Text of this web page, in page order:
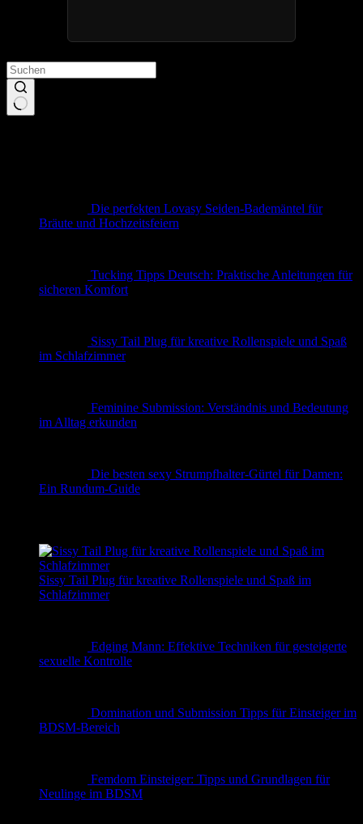
Die perfekten Lovasy Seiden-Bademäntel für
Bräute und Hochzeitsfeiern
Tucking Tipps Deutsch: Praktische Anleitungen für
sicheren Komfort
Sissy Tail Plug für kreative Rollenspiele und Spaß
im Schlafzimmer
Feminine Submission: Verständnis und Bedeutung
im Alltag erkunden
Die besten sexy Strumpfhalter-Gürtel für Damen:
Ein Rundum-Guide
Sissy Tail Plug für kreative Rollenspiele und Spaß im
Schlafzimmer
Edging Mann: Effektive Techniken für gesteigerte
sexuelle Kontrolle
Domination und Submission Tipps für Einsteiger im
BDSM-Bereich
Femdom Einsteiger: Tipps und Grundlagen für
Neulinge im BDSM